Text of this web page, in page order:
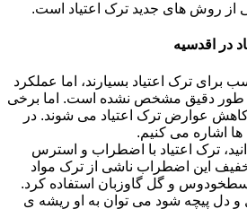
از روش های جدید ترک اعتیاد است.
در اقدسیه
برای ترک اعتیاد بسیارند، اما عملکرد
طور دقیق مشخص نشده است. اما برخی
کاهش عوارض ترک اعتیاد می شوند. در
ها اشاره می کنیم.
ترک اعتیاد با اضطراب و استرس
این اضطراب ناشی از ترک مواد
و گل گاوزبان استفاده کرد.
و دل پیچه شود می توان به او ریشه ی